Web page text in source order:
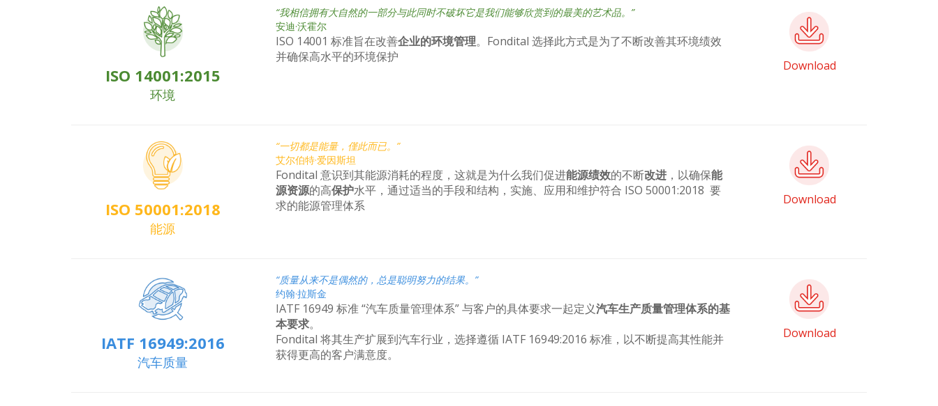
ISO 14001:2015
环境
“我相信拥有大自然的一部分与此同时不破坏它是我们能够欣赏到的最美的艺术品。”
安迪·沃霍尔
ISO 14001 标准旨在改善企业的环境管理。Fondital 选择此方式是为了不断改善其环境绩效
并确保高水平的环境保护
Download
ISO 50001:2018
能源
“一切都是能量，僅此而已。”
艾尔伯特·爱因斯坦
Fondital 意识到其能源消耗的程度，这就是为什么我们促进能源绩效的不断改进，以确保能
源资源的高保护水平，通过适当的手段和结构，实施、应用和维护符合 ISO 50001:2018 要
求的能源管理体系
Download
IATF 16949:2016
汽车质量
“质量从来不是偶然的，总是聪明努力的结果。”
约翰·拉斯金
IATF 16949 标准 “汽车质量管理体系” 与客户的具体要求一起定义汽车生产质量管理体系的基
本要求。
Fondital 将其生产扩展到汽车行业，选择遵循 IATF 16949:2016 标准，以不断提高其性能并
获得更高的客户满意度。
Download